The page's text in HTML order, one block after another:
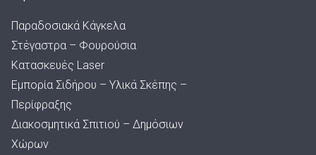
:
€
3
7
Παραδοσιακά Κάγκελα
Στέγαστρα – Φουρούσια
Κατασκευές Laser
Εμπορία Σιδήρου – Υλικά Σκέπης –
Περίφραξης
Διακοσμητικά Σπιτιού – Δημόσιων
Χώρων